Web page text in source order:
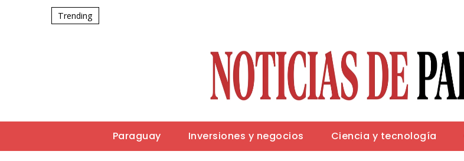
Trending
Paraguay Inversiones y negocios Ciencia y tecnología